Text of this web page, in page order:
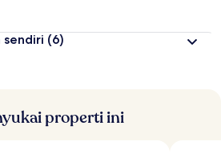
l
r
a
sendiri (6)
properti ini